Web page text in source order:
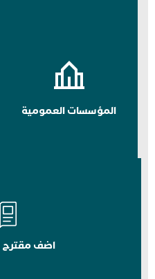
المؤسسات العمومية
اضف مقترح